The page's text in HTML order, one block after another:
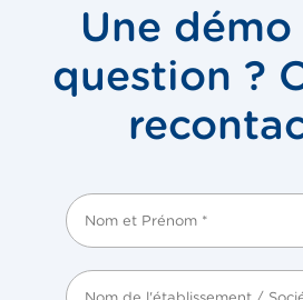
Une démo
question ?